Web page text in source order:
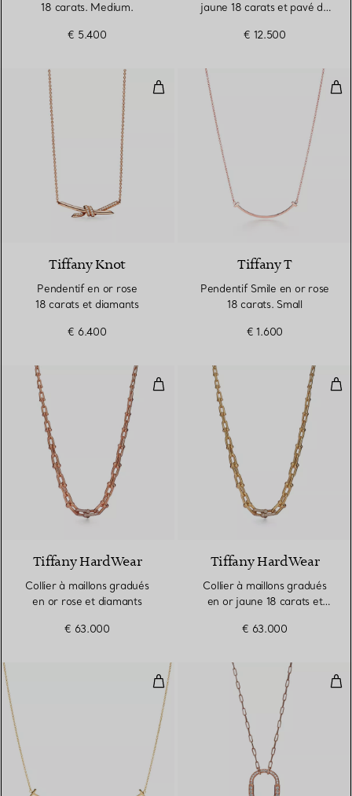
18 carats. Medium.
€ 5.400
jaune 18 carats et pavé de
€ 12.500
Pendentif en or rose 18 carats
3 Matériaux
Tiffany Knot
Pendentif en or rose
18 carats et diamants
€ 6.400
Tiffany T
Pendentif Smile en or rose
18 carats. Small
€ 1.600
Collier à maillons gradués en or
3 Matériaux
Tiffany HardWear
Collier à maillons gradués
en or rose et diamants
€ 63.000
Tiffany HardWear
Collier à maillons gradués
en or jaune 18 carats et
€ 63.000
Pendentif Smile en or jaune 18